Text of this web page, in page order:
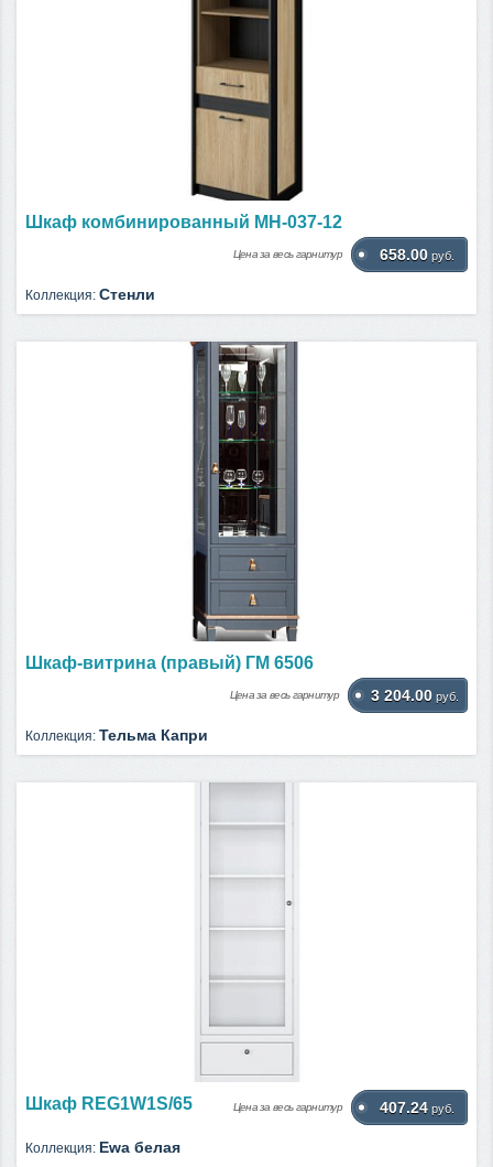
Шкаф комбинированный МН-037-12
Цена за весь гарнитур 658.00 руб.
Коллекция: Стенли
Шкаф-витрина (правый) ГМ 6506
Цена за весь гарнитур 3 204.00 руб.
Коллекция: Тельма Капри
Шкаф REG1W1S/65 Цена за весь гарнитур 407.24 руб.
Коллекция: Ewa белая